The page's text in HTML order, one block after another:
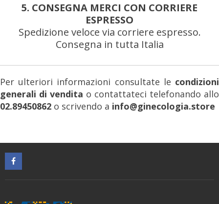
5. CONSEGNA MERCI CON CORRIERE
ESPRESSO
Spedizione veloce via corriere espresso.
Consegna in tutta Italia
Per ulteriori informazioni consultate le condizioni
generali di vendita o contattateci telefonando allo
02.89450862 o scrivendo a info@ginecologia.store